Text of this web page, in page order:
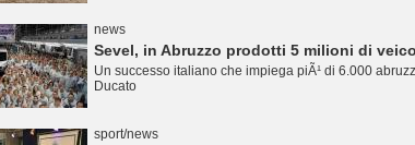
news
Sevel, in Abruzzo prodotti 5 milioni di
Un successo italiano che impiega piÃ¹ di 6.000
Ducato
sport/news